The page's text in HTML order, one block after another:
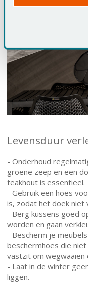
Levensduur
- Onderhoud
groene zeep en een
teakhout is essentieel.
- Gebruik een hoes
is, zodat het doek niet
- Berg kussens goed
worden en gaan
- Bescherm je
beschermhoes die
vastzit om wegwaaien
- Laat in de winter
liggen.